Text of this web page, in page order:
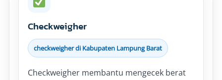
Checkweigher
checkweigher di Kabupaten Lampung Barat
Checkweigher membantu mengecek berat